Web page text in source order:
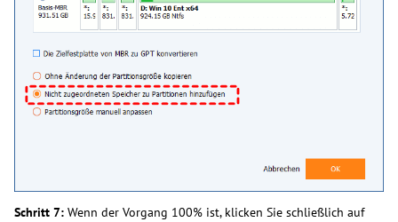
Schritt 7: Wenn der Vorgang 100% ist, klicken Sie schließlich auf